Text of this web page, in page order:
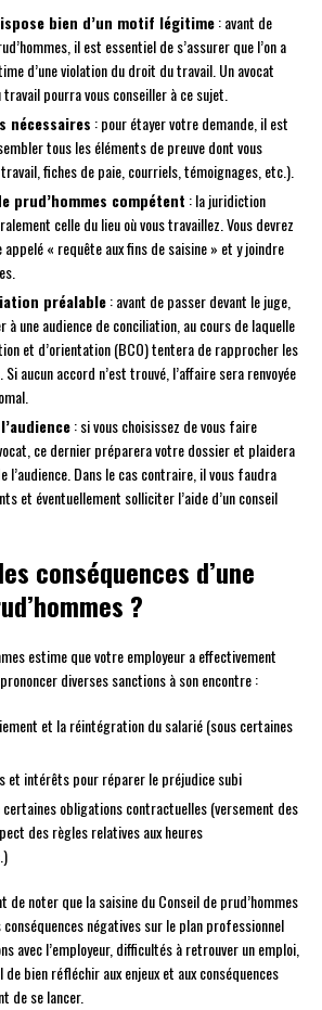
bien d’un motif légitime: avant de
il est essentiel de s’assurer que l’on a
d’une violation du droit du travail. Un avocat
pourra vous conseiller à ce sujet.
nécessaires : pour étayer votre demande, il est
tous les éléments de preuve dont vous
fiches de paie, courriels, témoignages, etc.).
prud’hommes compétent : la juridiction
celle du lieu où vous travaillez. Vous devrez
« requête aux fins de saisine » et y joindre
préalable: avant de passer devant le juge,
une audience de conciliation, au cours de laquelle
et d’orientation (BCO) tentera de rapprocher les
aucun accord n’est trouvé, l’affaire sera renvoyée
: si vous choisissez de vous faire
ce dernier préparera votre dossier et plaidera
l’audience. Dans le cas contraire, il vous faudra
et éventuellement solliciter l’aide d’un conseil
conséquences d’une
?
estime que votre employeur a effectivement
diverses sanctions à son encontre :
et la réintégration du salarié (sous certaines
et intérêts pour réparer le préjudice subi
certaines obligations contractuelles (versement des
des règles relatives aux heures
noter que la saisine du Conseil de prud’hommes
négatives sur le plan professionnel
avec l’employeur, difficultés à retrouver un emploi,
bien réfléchir aux enjeux et aux conséquences
de se lancer.